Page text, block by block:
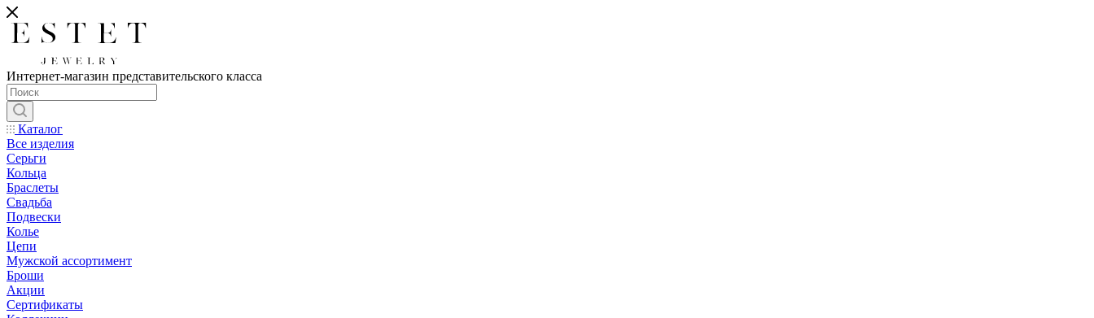
Интернет-магазин представительского класса
Каталог
Все изделия
Серьги
Кольца
Браслеты
Свадьба
Подвески
Колье
Цепи
Мужской ассортимент
Броши
Акции
Сертификаты